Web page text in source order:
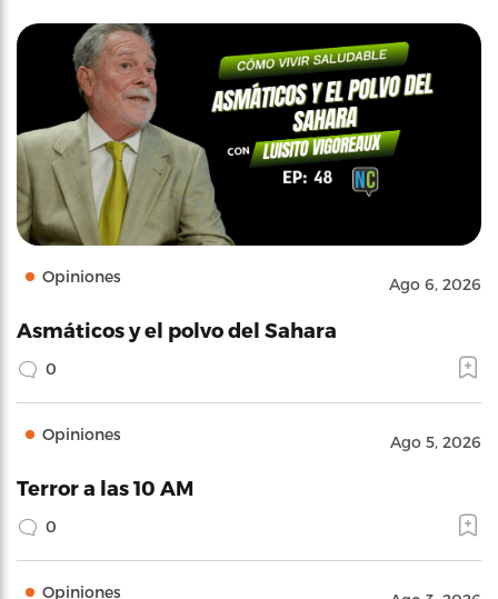
Opiniones Ago 6, 2026
Asmáticos y el polvo del Sahara
0
Opiniones Ago 5, 2026
Terror a las 10 AM
0
Opiniones